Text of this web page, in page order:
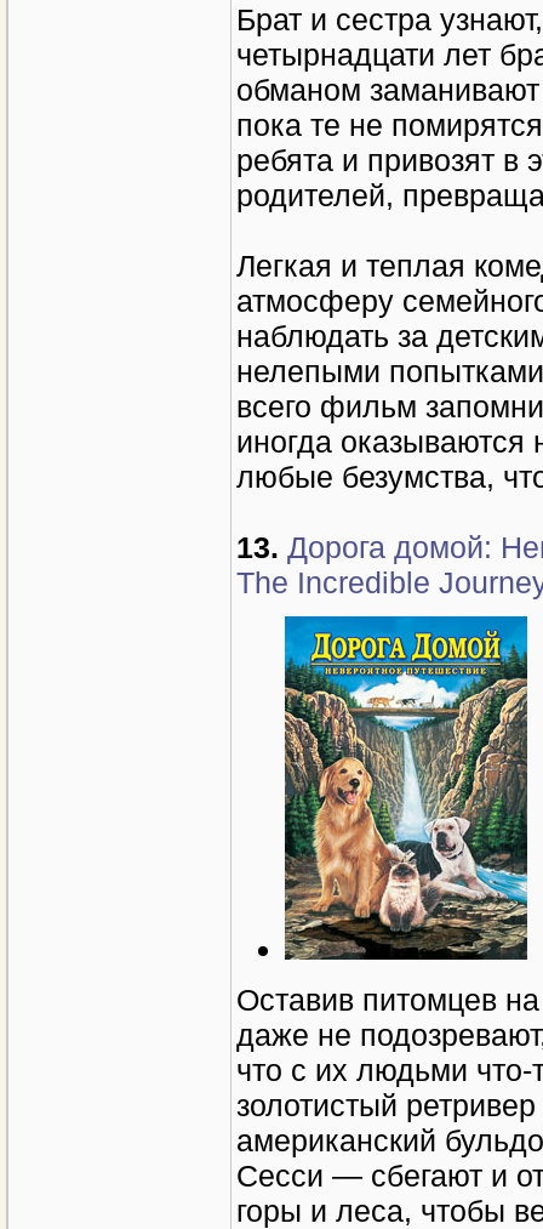
Брат и сестра
четырнадцати лет
обманом
пока те не
ребята и привозят в
родителей,
Легкая и теплая
атмосферу
наблюдать за
нелепыми
всего фильм
иногда оказываются
любые безумства,
13. Дорога домой:
The Incredible
Оставив питомцев
даже не
что с их людьми
золотистый
американский
Сесси — сбегают и
горы и леса, чтобы